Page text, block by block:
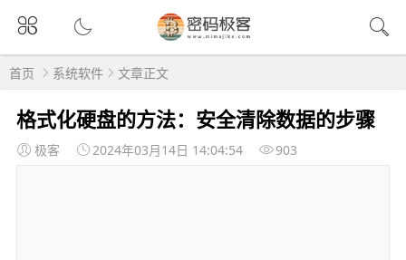
首页 系统软件 文章正文
格式化硬盘的方法：安全清除数据的步骤
极客 2024年03月14日 14:04:54 903